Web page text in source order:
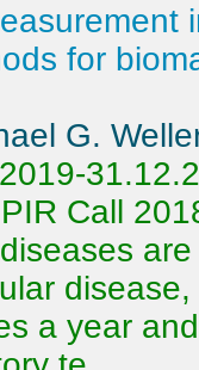
for
G.
Call
a year